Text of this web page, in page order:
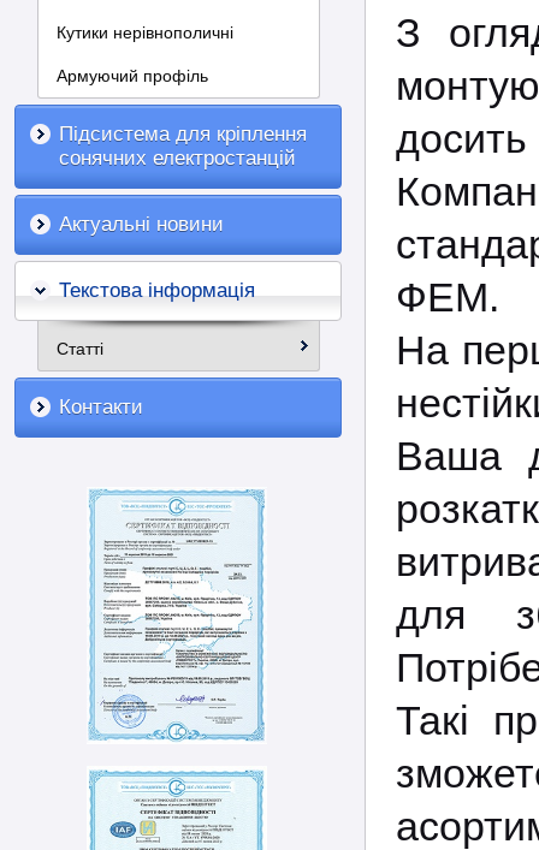
Кутики нерівнополичні
Армуючий профіль
Підсистема для кріплення
сонячних електростанцій
Актуальні новини
Текстова інформація
Статті
Контакти
З
досить
ФЕМ.
На
Ваша
для
Такі